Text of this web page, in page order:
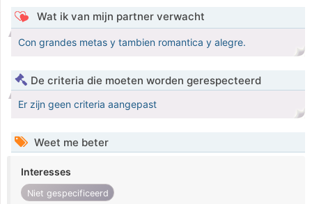
Wat ik van mijn partner verwacht
Con grandes metas y tambien romantica y alegre.
De criteria die moeten worden gerespecteerd
Er zijn geen criteria aangepast
Weet me beter
Interesses
Niet gespecificeerd